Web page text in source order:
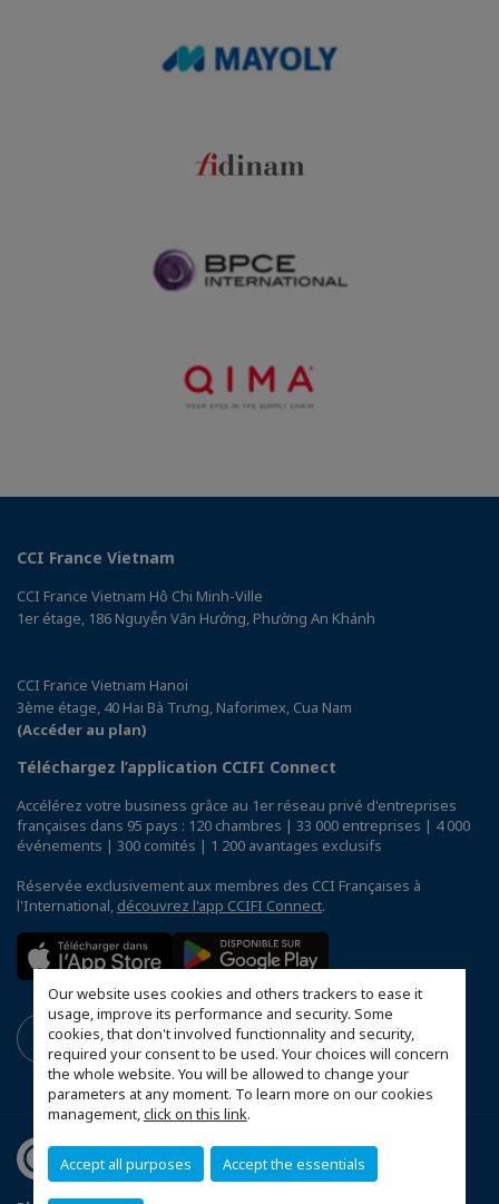
Our website uses cookies and others trackers to ease it
usage, improve its performance and security. Some
cookies, that don't involved functionnality and security,
required your consent to be used. Your choices will concern
the whole website. You will be allowed to change your
parameters at any moment. To learn more on our cookies
management,click on this link.
Accept all purposes Accept the essentials
CCI France Vietnam
CCI France Vietnam Hô Chi Minh-Ville
1er étage, 186 Nguyễn Văn Hưởng, Phường An Khánh
CCI France Vietnam Hanoi
3ème étage, 40 Hai Bà Trưng, Naforimex, Cua Nam
(Accéder au plan)
Téléchargez l’application CCIFI Connect
Accélérez votre business grâce au 1er réseau privé d'entreprises
françaises dans 95 pays : 120 chambres | 33 000 entreprises | 4 000
événements | 300 comités | 1 200 avantages exclusifs
Réservée exclusivement aux membres des CCI Françaises à
l'International, découvrez l'app CCIFI Connect.